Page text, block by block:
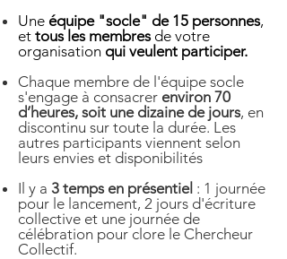
Une équipe "socle" de 15 personnes,
et tous les membres de votre
organisation qui veulent participer.
Chaque membre de l'équipe socle
s'engage à consacrer environ 70
d’heures, soit une dizaine de jours, en
discontinu sur toute la durée. Les
autres participants viennent selon
leurs envies et disponibilités
Il y a 3 temps en présentiel : 1 journée
pour le lancement, 2 jours d'écriture
collective et une journée de
célébration pour clore le Chercheur
Collectif.